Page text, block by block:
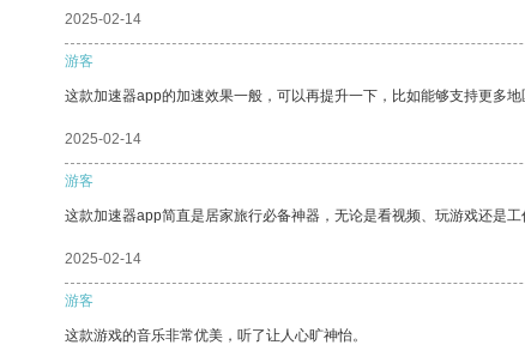
2025-02-14
游客
这款加速器app的加速效果一般，可以再提升一下，比如能够支持更多地
2025-02-14
游客
这款加速器app简直是居家旅行必备神器，无论是看视频、玩游戏还是
2025-02-14
游客
这款游戏的音乐非常优美，听了让人心旷神怡。